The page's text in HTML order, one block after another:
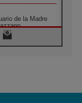
de la Madre
de Calapán